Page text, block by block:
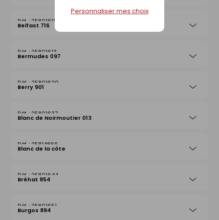
Personnaliser mes choix
25801606
Belfast 716
25801613
Bermudes 097
25801620
Berry 901
25801637
Blanc de Noirmoutier 013
25814866
Blanc de la côte
25801644
Bréhat 854
25801651
Burgos 894